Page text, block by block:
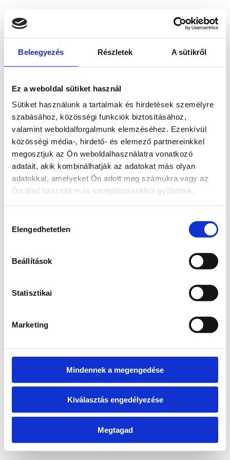
Beleegyezés Részletek A sütikről
Ez a weboldal sütiket használ
Sütiket használunk a tartalmak és hirdetések személyre
szabásához, közösségi funkciók biztosításához,
valamint weboldalforgalmunk elemzéséhez. Ezenkívül
közösségi média-, hirdető- és elemező partnereinkkel
megosztjuk az Ön weboldalhasználatra vonatkozó
adatait, akik kombinálhatják az adatokat más olyan
adatokkal, amelyeket Ön adott meg számukra vagy az
Ön által használt más szolgáltatásokból gyűjtöttek.
kiválasztása
Elengedhetetlen
Beállítások
Statisztikai
Marketing
Mindennek a megengedése
Kiválasztás engedélyezése
Megtagad
loadingwww.bicapp.hu
(see the browser console for more